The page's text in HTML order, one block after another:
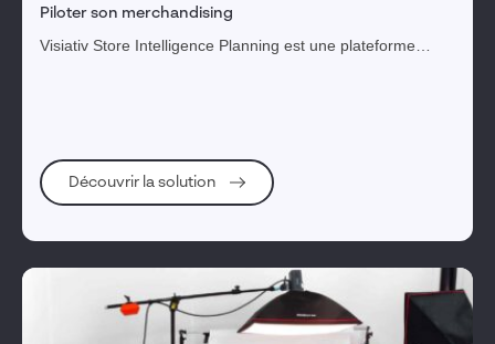
Piloter son merchandising
Visiativ Store Intelligence Planning est une plateforme
Découvrir la solution